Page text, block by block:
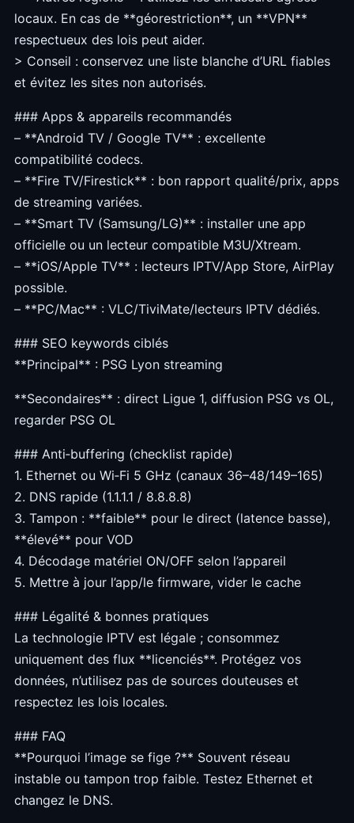
locaux. En cas de **géorestriction**, un **VPN**
respectueux des lois peut aider.
> Conseil : conservez une liste blanche d’URL fiables
et évitez les sites non autorisés.
### Apps & appareils recommandés
– **Android TV / Google TV** : excellente
compatibilité codecs.
– **Fire TV/Firestick** : bon rapport qualité/prix, apps
de streaming variées.
– **Smart TV (Samsung/LG)** : installer une app
officielle ou un lecteur compatible M3U/Xtream.
– **iOS/Apple TV** : lecteurs IPTV/App Store, AirPlay
possible.
– **PC/Mac** : VLC/TiviMate/lecteurs IPTV dédiés.
### SEO keywords ciblés
**Principal** : PSG Lyon streaming
**Secondaires** : direct Ligue 1, diffusion PSG vs OL,
regarder PSG OL
### Anti‑buffering (checklist rapide)
1. Ethernet ou Wi‑Fi 5 GHz (canaux 36–48/149–165)
2. DNS rapide (1.1.1.1 / 8.8.8.8)
3. Tampon : **faible** pour le direct (latence basse),
**élevé** pour VOD
4. Décodage matériel ON/OFF selon l’appareil
5. Mettre à jour l’app/le firmware, vider le cache
### Légalité & bonnes pratiques
La technologie IPTV est légale ; consommez
uniquement des flux **licenciés**. Protégez vos
données, n’utilisez pas de sources douteuses et
respectez les lois locales.
### FAQ
**Pourquoi l’image se fige ?** Souvent réseau
instable ou tampon trop faible. Testez Ethernet et
changez le DNS.